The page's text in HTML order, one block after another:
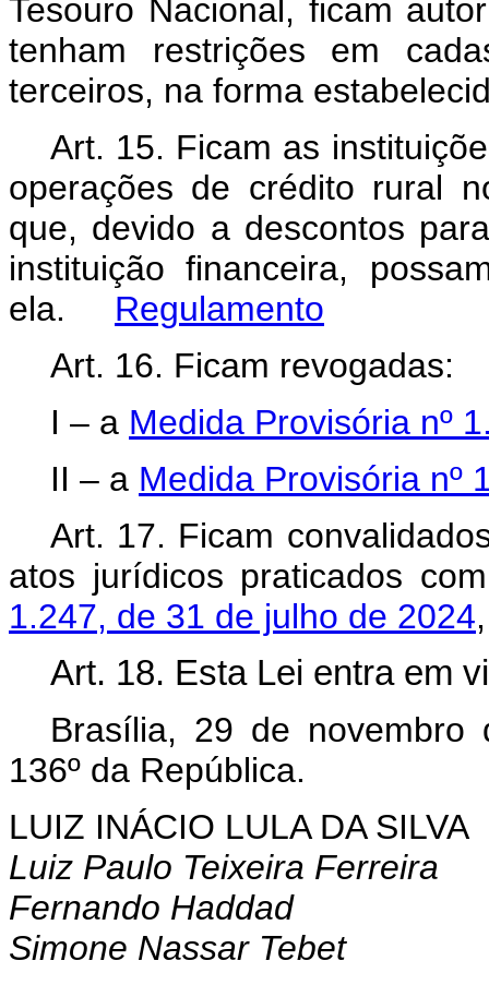
Tesouro Nacional, ficam
tenham restrições em
terceiros, na forma
Art. 15. Ficam as
operações de crédito rural
que, devido a descontos
instituição financeira,
ela. Regulamento
Art. 16. Ficam revogadas:
I – a Medida Provisória nº
II – a Medida Provisória nº
Art. 17. Ficam
atos jurídicos praticados
1.247, de 31 de julho de 2024
Art. 18. Esta Lei entra em
Brasília, 29 de novembro
136º da República.
LUIZ INÁCIO LULA DA SILVA
Luiz Paulo Teixeira Ferreira
Fernando Haddad
Simone Nassar Tebet